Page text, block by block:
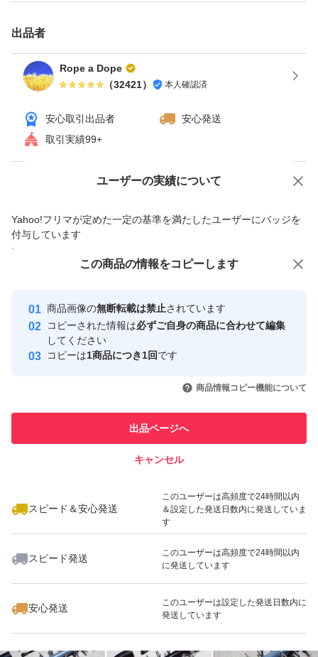
クーポン使える場合、使うとお得です。ヤフオクは「ゴー
ルドクーポン」。 月による場合ありますが週末（土・
日）にもらえる事が多いです。 カテゴリ限定等、実施し
ていない場合ありますので期間・価格など条件の詳細は検
索して確認してください。 獲得しないと使えませんので
る（今までと変わらなければ土・日にもらえます）。ヤフ
オクゴールドクーポンで検索すれば出てきます。 オーク
ションページの入札（今すぐ落札）ボタンの下に記載され
時の価格は変わりません）。 ③支払手続時にクーポンを
選択する（値引きされていることを確認して支払）。
初期不良（輸送事故含）時は対応後に評価お願いします。
対応待てない急ぎで必要な方（即 悪い評価する方）は他
しているのに輸送事故でも即悪い評価する人達がいます
評価に悪いがありますが全て不当評価（イタズラ・八つ当
い。 『汚い』と即悪い評価してきた者が現れましたがエ
アーストーンが10個全て汚い（箱を開けるとジップ袋が
茶色がかっていて破れていてストーンの砂とゴミが出てき
た）との事ですが輸送中に落下など粗い扱いされればスト
出品者
Rope a Dope
（32421） 本人確認済
安心取引出品者
安心発送
取引実績99+
ユーザーの実績について
Yahoo!フリマが定めた一定の基準を満たしたユーザーにバッジを
付与しています
安心取引出品者
取引実績
取引実績◯+
このユーザーはYahoo!フリマの取
引を完了させた実績があります
での取引実績があります
スピード&安心発送
※このバッジは実績に基づく表示であり、発送を保証しているものではあり
スピード＆安心発送
このユーザーは高頻度で24時間以内
＆設定した発送日数内に発送していま
す
スピード発送
このユーザーは高頻度で24時間以内
に発送しています
安心発送
このユーザーは設定した発送日数内に
発送しています
Yahoo!オークションで出品した商品のため一部機能は利用できません
商品への質問からの値下げ交渉、不適切なカテゴリ変更依頼は禁止です
この商品の情報をコピーします
商品画像の無断転載は禁止されています
コピーされた情報は必ずご自身の商品に合わせて編集
してください
コピーは1商品につき1回です
商品情報コピー機能について
出品ページへ
キャンセル
この商品をみている人にオススメ